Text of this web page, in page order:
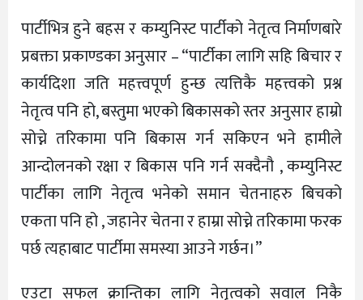
पार्टीभित्र हुने बहस र कम्युनिस्ट पार्टीको नेतृत्व निर्माणबारे
प्रबक्ता प्रकाण्डका अनुसार – “पार्टीका लागि सहि बिचार र
कार्यदिशा जति महत्त्वपूर्ण हुन्छ त्यत्तिकै महत्त्वको प्रश्न
नेतृत्व पनि हो, बस्तुमा भएको बिकासको स्तर अनुसार हाम्रो
सोच्ने तरिकामा पनि बिकास गर्न सकिएन भने हामीले
आन्दोलनको रक्षा र बिकास पनि गर्न सक्दैनौ , कम्युनिस्ट
पार्टीका लागि नेतृत्व भनेको समान चेतनाहरु बिचको
एकता पनि हो , जहानेर चेतना र हाम्रा सोच्ने तरिकामा फरक
पर्छ त्यहाबाट पार्टीमा समस्या आउने गर्छन।”
एउटा सफल क्रान्तिका लागि नेतृत्वको सवाल निकै